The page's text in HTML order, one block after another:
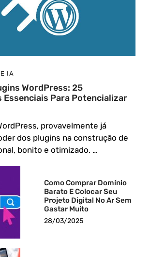
IA
WordPress: 25
Essenciais Para Potencializar
provavelmente já
dos plugins na construção de
bonito e otimizado. …
Como Comprar Domínio
Barato E Colocar Seu
Projeto Digital No Ar Sem
Gastar Muito
28/03/2025